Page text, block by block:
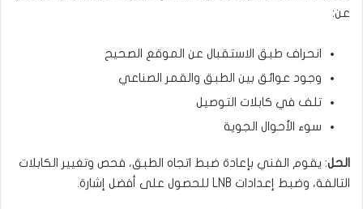
عن:
انحراف طبق الاستقبال عن الموقع الصحيح
وجود عوائق بين الطبق والقمر الصناعي
تلف في كابلات التوصيل
سوء الأحوال الجوية
الحل: يقوم الفني بإعادة ضبط اتجاه الطبق، فحص وتغيير الكابلات
التالفة، وضبط إعدادات LNB للحصول على أفضل إشارة.